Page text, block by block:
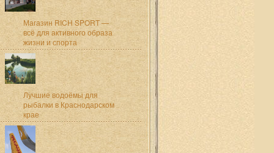
Магазин RICH SPORT —
всё для активного образа
жизни и спорта
Лучшие водоёмы для
рыбалки в Краснодарском
крае